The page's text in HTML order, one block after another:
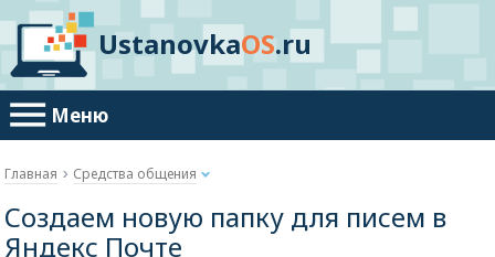
UstanovkaOS.ru
Главная Средства общения
Создаем новую папку для писем в
Яндекс Почте
Меню